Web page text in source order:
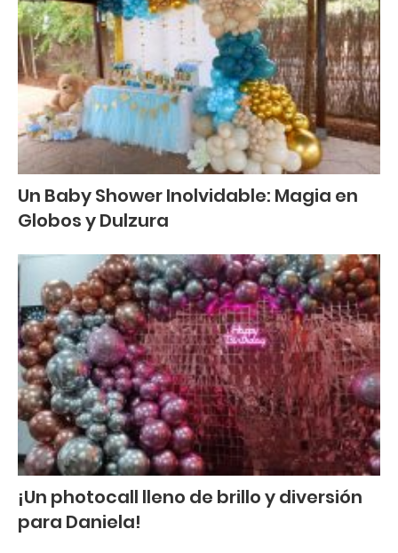
Un Baby Shower Inolvidable: Magia en
Globos y Dulzura
¡Un photocall lleno de brillo y diversión
para Daniela!